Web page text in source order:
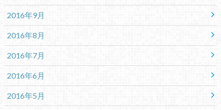
2016年9月
2016年8月
2016年7月
2016年6月
2016年5月